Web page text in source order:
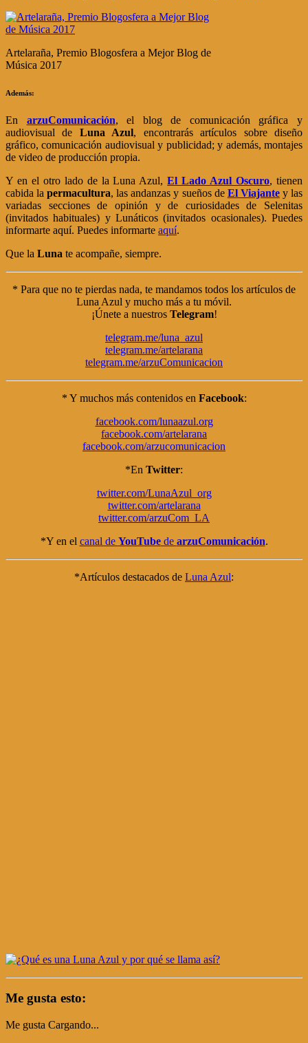
Artelaraña, Premio Blogosfera a Mejor Blog de
Música 2017
Además:
En arzuComunicación, el blog de comunicación gráfica y
audiovisual de Luna Azul, encontrarás artículos sobre diseño
gráfico, comunicación audiovisual y publicidad; y además, montajes
de video de producción propia.
Y en el otro lado de la Luna Azul,El Lado Azul Oscuro, tienen
cabida lapermacultura, las andanzas y sueños de El Viajantey las
variadas secciones de opinión y de curiosidades de Selenitas
(invitados habituales) y Lunáticos (invitados ocasionales). Puedes
informarte aquí. Puedes informarte aquí.
Que la Luna te acompañe, siempre.
* Para que no te pierdas nada, te mandamos todos los artículos de
Luna Azul y mucho más a tu móvil.
¡Únete a nuestros Telegram!
telegram.me/luna_azul
telegram.me/artelarana
telegram.me/arzuComunicacion
* Y muchos más contenidos en Facebook:
facebook.com/lunaazul.org
facebook.com/artelarana
facebook.com/arzucomunicacion
*En Twitter:
twitter.com/LunaAzul_org
twitter.com/artelarana
twitter.com/arzuCom_LA
*Y en el canal de YouTubede arzuComunicación.
*Artículos destacados de Luna Azul:
Me gusta esto:
Me gusta Cargando...